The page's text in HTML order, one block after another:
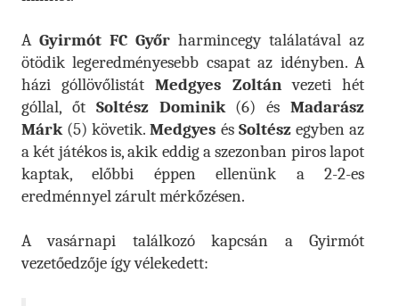
A Gyirmót FC Győr harmincegy találatával az
ötödik legeredményesebb csapat az idényben. A
házi góllövőlistátMedgyes Zoltánvezeti hét
góllal, őt Soltész Dominik(6) ésMadarász
Márk(5) követik.Medgyes és Soltészegyben az
a két játékos is, akik eddig a szezonban piros lapot
kaptak, előbbi éppen ellenünk a 2-2-es
eredménnyel zárult mérkőzésen.
A vasárnapi találkozó kapcsán a Gyirmót
vezetőedzője így vélekedett: